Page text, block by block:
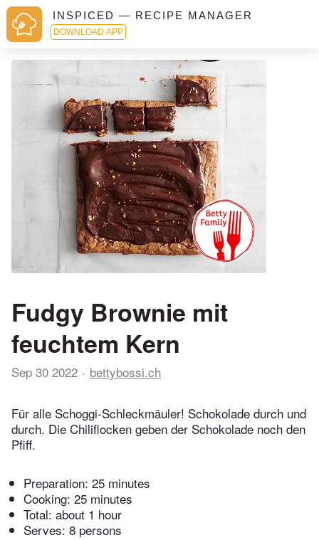
INSPICED — RECIPE MANAGER
DOWNLOAD APP
Fudgy Brownie mit
feuchtem Kern
Sep 30 2022 bettybossi.ch
Für alle Schoggi-Schleckmäuler! Schokolade durch und
durch. Die Chiliflocken geben der Schokolade noch den
Pfiff.
Preparation: 25 minutes
Cooking: 25 minutes
Total: about 1 hour
Serves: 8 persons